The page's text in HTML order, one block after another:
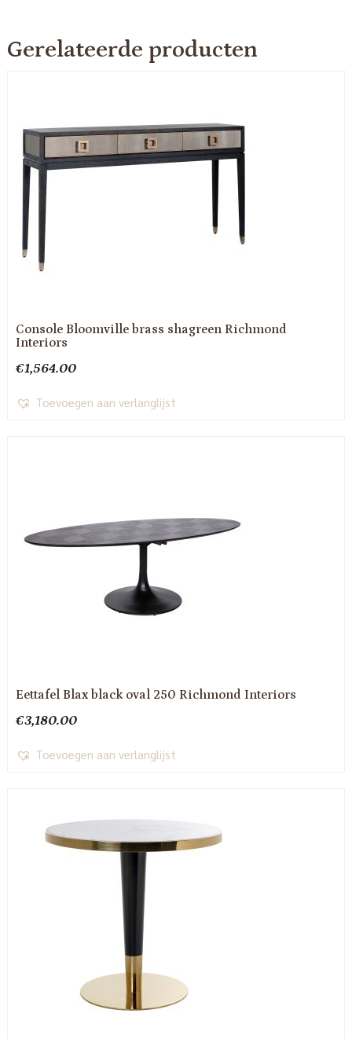
Gerelateerde producten
Console Bloomville brass shagreen Richmond
Interiors
€1,564.00
Toevoegen aan verlanglijst
Eettafel Blax black oval 250 Richmond Interiors
€3,180.00
Toevoegen aan verlanglijst